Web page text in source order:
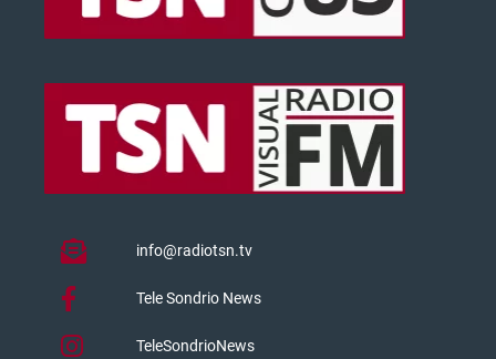
info@radiotsn.tv
Tele Sondrio News
TeleSondrioNews